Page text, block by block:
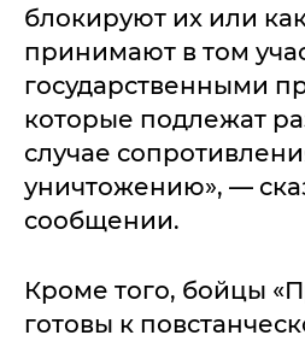
блокируют их или
принимают в том
государственными
которые подлежат
случае
уничтожению», —
сообщении.
Кроме того, бойцы
готовы к